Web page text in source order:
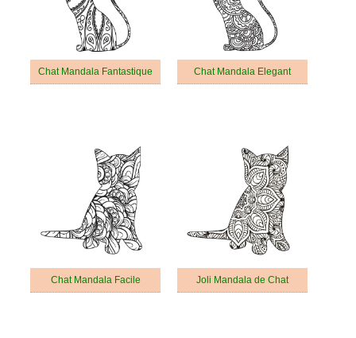
Chat Mandala Fantastique Chat Mandala Elegant
Chat Mandala Facile Joli Mandala de Chat